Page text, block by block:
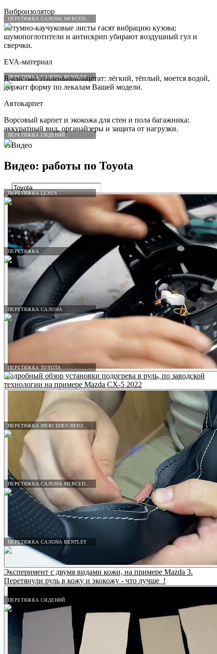
ПЕРЕТЯЖКА САЛОНА BENTLEY
ПЕРЕТЯЖКА СИДЕНИЙ
ПЕРЕТЯЖКА LEXUS
ПЕРЕТЯЖКА
ПЕРЕТЯЖКА САЛОНА
ПЕРЕТЯЖКА TOYOTA
ПЕРЕТЯЖКА MERCEDES-BENZ
ПЕРЕТЯЖКА САЛОНА BENTLEY
ПЕРЕТЯЖКА СИДЕНИЙ
Виброизолятор
Битумно-каучуковые листы гасят вибрацию кузова;
шумопоглотители и антискрип убирают воздушный гул и
сверчки.
EVA-материал
Ячеистый этиленвинилацетат: лёгкий, тёплый, моется водой,
держит форму по лекалам Вашей модели.
Автокарпет
Ворсовый карпет и экокожа для стен и пола багажника:
аккуратный вид, органайзеры и защита от нагрузки.
11Видео
Видео: работы по Toyota
Подробный обзор установки подогрева в руль, по заводской
технологии на примере Mazda CX-5 2022
Эксперимент с двумя видами кожи, на примере Mazda 3.
Перетянули руль в кожу и экокожу - что лучше_!